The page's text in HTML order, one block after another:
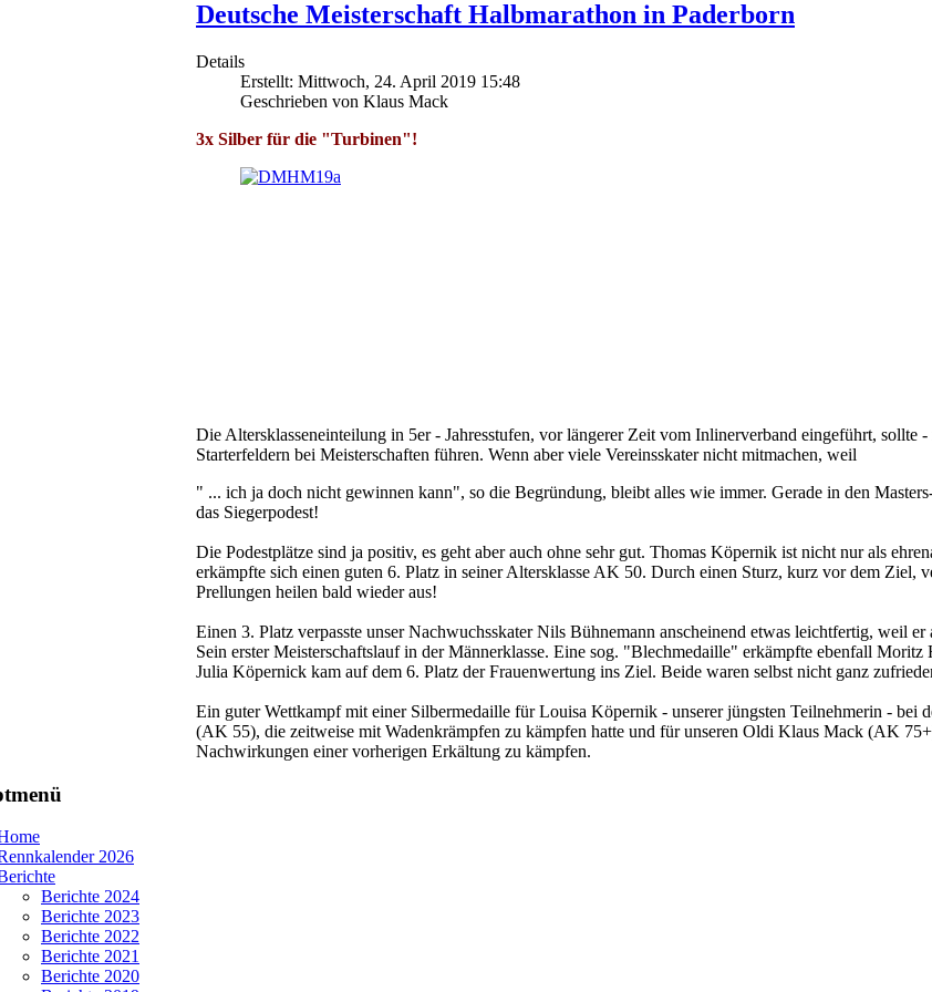
Deutsche Meisterschaft Halbmarathon in Paderborn
Details
Erstellt: Mittwoch, 24. April 2019 15:48
Geschrieben von Klaus Mack
3x Silber für die "Turbinen"!
Die Altersklasseneinteilung in 5er - Jahresstufen, vor längerer Zeit vom Inlinerverband eingeführt, sollte
Starterfeldern bei Meisterschaften führen. Wenn aber viele Vereinsskater nicht mitmachen, weil
" ... ich ja doch nicht gewinnen kann", so die Begründung, bleibt alles wie immer. Gerade in den
das Siegerpodest!
Die Podestplätze sind ja positiv, es geht aber auch ohne sehr gut. Thomas Köpernik ist nicht nur als
erkämpfte sich einen guten 6. Platz in seiner Altersklasse AK 50. Durch einen Sturz, kurz vor dem Ziel,
Prellungen heilen bald wieder aus!
Einen 3. Platz verpasste unser Nachwuchsskater Nils Bühnemann anscheinend etwas leichtfertig, weil
Sein erster Meisterschaftslauf in der Männerklasse. Eine sog. "Blechmedaille" erkämpfte ebenfall
Julia Köpernick kam auf dem 6. Platz der Frauenwertung ins Ziel. Beide waren selbst nicht ganz
Ein guter Wettkampf mit einer Silbermedaille für Louisa Köpernik - unserer jüngsten Teilnehmerin - bei
(AK 55), die zeitweise mit Wadenkrämpfen zu kämpfen hatte und für unseren Oldi Klaus Mack (AK
Nachwirkungen einer vorherigen Erkältung zu kämpfen.
2026
Berichte 2024
Berichte 2023
Berichte 2022
Berichte 2021
Berichte 2020